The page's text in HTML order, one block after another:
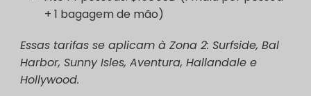
+ 1 bagagem de mão)
Essas tarifas se aplicam à Zona 2: Surfside, Bal
Harbor, Sunny Isles, Aventura, Hallandale e
Hollywood.